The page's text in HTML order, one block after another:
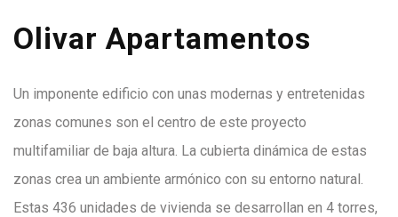
Olivar Apartamentos
Un imponente edificio con unas modernas y entretenidas
zonas comunes son el centro de este proyecto
multifamiliar de baja altura. La cubierta dinámica de estas
zonas crea un ambiente armónico con su entorno natural.
Estas 436 unidades de vivienda se desarrollan en 4 torres,